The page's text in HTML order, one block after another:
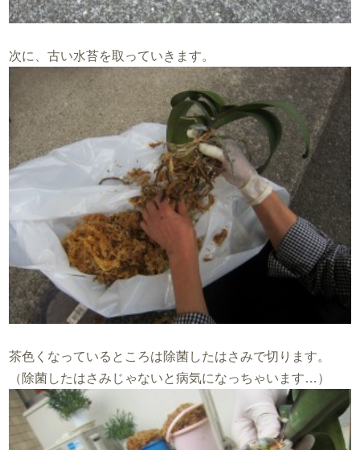
次に、古い水苔を取っていきます。
茶色くなっているところは除菌したはさみで切ります。
（除菌したはさみじゃないと病気になっちゃいます…）